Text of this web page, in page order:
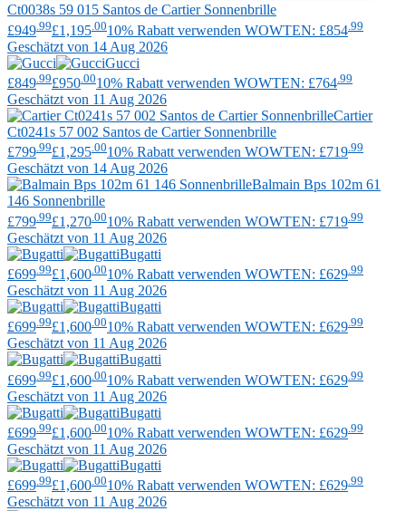
Ct0038s 59 015 Santos de Cartier Sonnenbrille
£949 .99£1,195 .0010% Rabatt verwenden WOWTEN: £854 .99
Geschätzt von 14 Aug 2026
Gucci
£849 .99£950 .0010% Rabatt verwenden WOWTEN: £764 .99
Geschätzt von 11 Aug 2026
Cartier
Ct0241s 57 002 Santos de Cartier Sonnenbrille
£799 .99£1,295 .0010% Rabatt verwenden WOWTEN: £719 .99
Geschätzt von 14 Aug 2026
Balmain Bps 102m 61
146 Sonnenbrille
£799 .99£1,270 .0010% Rabatt verwenden WOWTEN: £719 .99
Geschätzt von 11 Aug 2026
Bugatti
£699 .99£1,600 .0010% Rabatt verwenden WOWTEN: £629 .99
Geschätzt von 11 Aug 2026
Bugatti
£699 .99£1,600 .0010% Rabatt verwenden WOWTEN: £629 .99
Geschätzt von 11 Aug 2026
Bugatti
£699 .99£1,600 .0010% Rabatt verwenden WOWTEN: £629 .99
Geschätzt von 11 Aug 2026
Bugatti
£699 .99£1,600 .0010% Rabatt verwenden WOWTEN: £629 .99
Geschätzt von 11 Aug 2026
Bugatti
£699 .99£1,600 .0010% Rabatt verwenden WOWTEN: £629 .99
Geschätzt von 11 Aug 2026